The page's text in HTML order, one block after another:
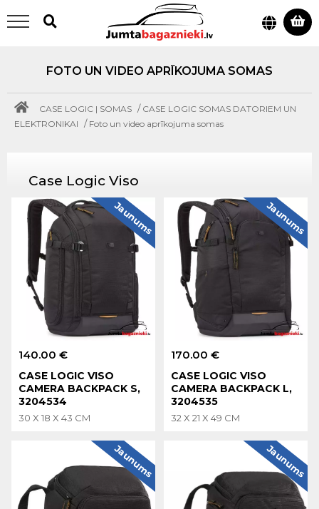
FOTO UN VIDEO APRĪKOJUMA SOMAS
CASE LOGIC | SOMAS / CASE LOGIC SOMAS DATORIEM UN
ELEKTRONIKAI / Foto un video aprīkojuma somas
Case Logic Viso
140.00 €
CASE LOGIC VISO
CAMERA BACKPACK S,
3204534
30 X 18 X 43 CM
Jaunums
170.00 €
CASE LOGIC VISO
CAMERA BACKPACK L,
3204535
32 X 21 X 49 CM
Jaunums
Jaunums Jaunums